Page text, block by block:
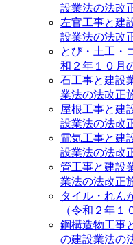
設業法の法改
左官工事と建
設業法の法改
とび・土工・
和２年１０月
石工事と建設
業法の法改正
屋根工事と建
設業法の法改
電気工事と建
設業法の法改
管工事と建設
業法の法改正
タイル・れん
（令和２年１
鋼構造物工事
の建設業法の